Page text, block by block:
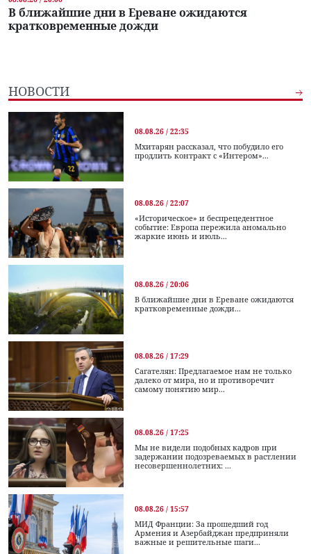
В ближайшие дни в Ереване ожидаются
кратковременные дожди
НОВОСТИ
08.08.26 / 22:35
Мхитарян рассказал, что побудило его
продлить контракт с «Интером»...
08.08.26 / 22:07
«Историческое» и беспрецедентное
событие: Европа пережила аномально
жаркие июнь и июль...
08.08.26 / 20:06
В ближайшие дни в Ереване ожидаются
кратковременные дожди...
08.08.26 / 17:29
Сагателян: Предлагаемое нам не только
далеко от мира, но и противоречит
самому понятию мир...
08.08.26 / 17:25
Мы не видели подобных кадров при
задержании подозреваемых в растлении
несовершеннолетних: ...
08.08.26 / 15:57
МИД Франции: За прошедший год
Армения и Азербайджан предприняли
важные и решительные шаги...